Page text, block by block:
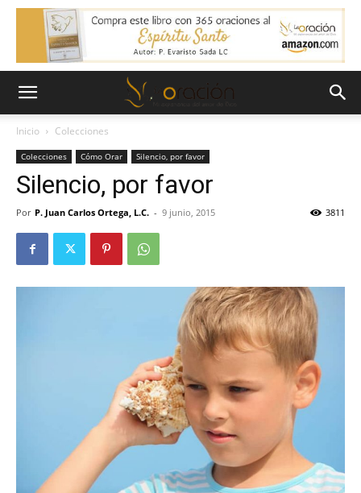
Inicio Colecciones
Colecciones Cómo Orar Silencio, por favor
Silencio, por favor
Por P. Juan Carlos Ortega, L.C. - 9 junio, 2015 3811